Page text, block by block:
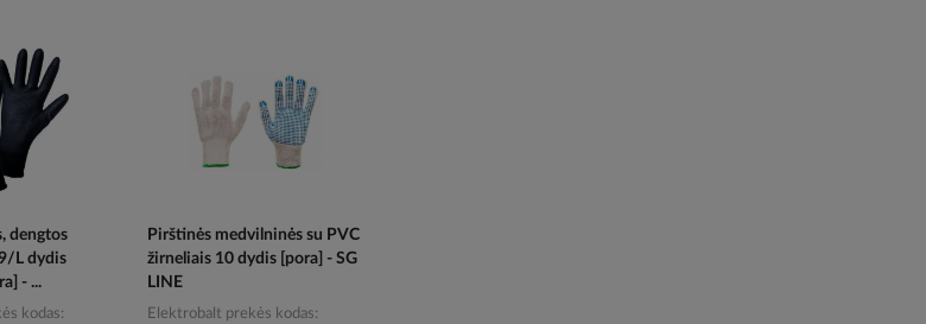
dengtos
L dydis
- ...
kodas
Pirštinės medvilninės su PVC
žirneliais 10 dydis [pora] - SG
LINE
Elektrobalt prekės kodas